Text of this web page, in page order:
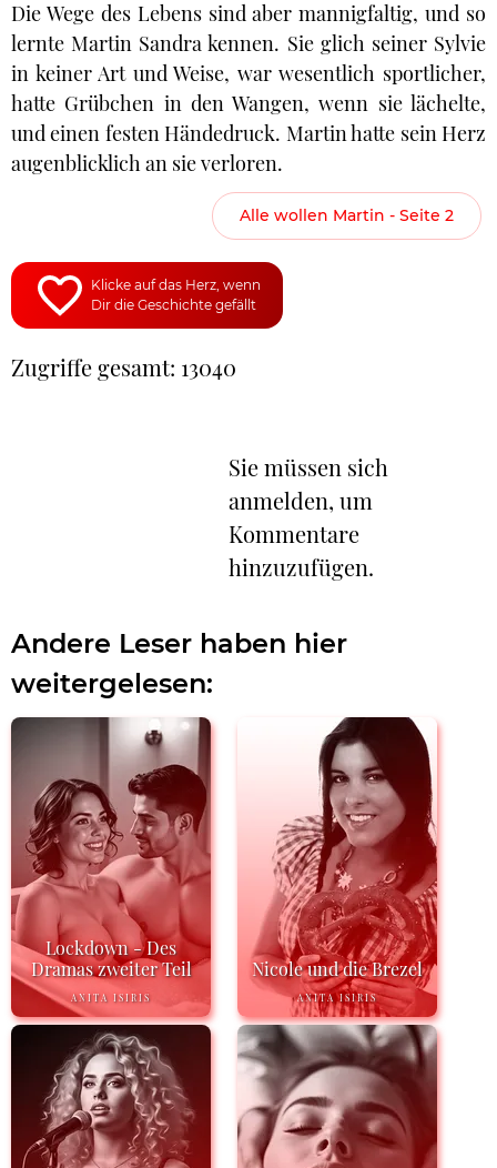
Die Wege des Lebens sind aber mannigfaltig, und so
lernte Martin Sandra kennen. Sie glich seiner Sylvie
in keiner Art und Weise, war wesentlich sportlicher,
hatte Grübchen in den Wangen, wenn sie lächelte,
und einen festen Händedruck. Martin hatte sein Herz
augenblicklich an sie verloren.
Alle wollen Martin - Seite 2
Klicke auf das Herz, wenn
Dir die Geschichte gefällt
Zugriffe gesamt: 13040
Sie müssen sich
anmelden, um
Kommentare
hinzuzufügen.
Andere Leser haben hier
weitergelesen:
Lockdown - Des
Dramas zweiter Teil
ANITA ISIRIS
Nicole und die Brezel
ANITA ISIRIS